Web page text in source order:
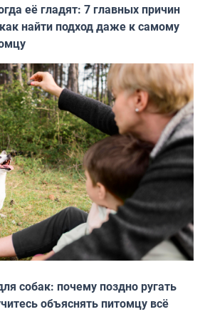
её гладят: 7 главных причин
найти подход даже к самому
собак: почему поздно ругать
объяснять питомцу всё